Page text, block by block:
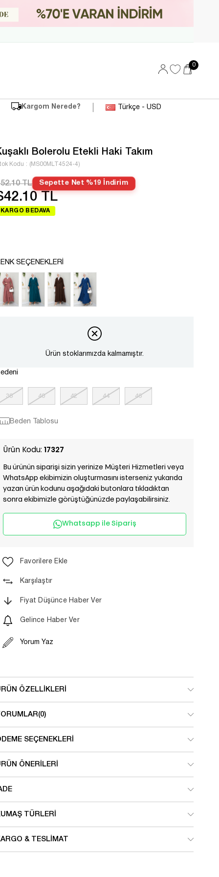
0
Kargom Nerede? Türkçe - USD
Bolerolu Etekli Haki Takım
Kodu (MS00MLT4524-4)
TL Sepette Net %19 İndirim
TL
KARGO BEDAVA
SEÇENEKLERI
Ürün stoklarımızda kalmamıştır.
38 40 42 44 46
Beden Tablosu
Ürün Kodu: 17327
Bu ürünün siparişi sizin yerinize Müşteri Hizmetleri veya
WhatsApp ekibimizin oluşturmasını isterseniz yukarıda
yazan ürün kodunu aşağıdaki butonlara tıkladıktan
sonra ekibimizle görüştüğünüzde paylaşabilirsiniz.
Whatsapp ile Sipariş
Favorilere Ekle
Karşılaştır
Fiyat Düşünce Haber Ver
Gelince Haber Ver
Yorum Yaz
ÖZELLIKLERI
(0)
SEÇENEKLERI
ÖNERILERI
TÜRLERI
& TESLIMAT